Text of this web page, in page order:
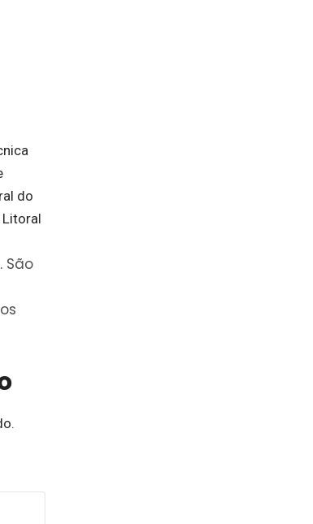
do
Litoral
São